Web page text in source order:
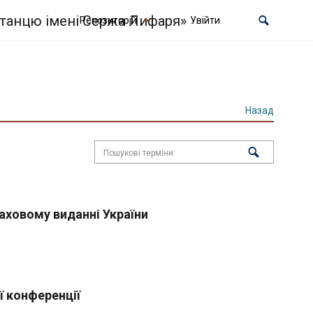
Репозиторій Увійти
Назад
виданні України
конференції